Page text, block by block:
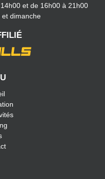
et de 16h00 à 21h00
dimanche